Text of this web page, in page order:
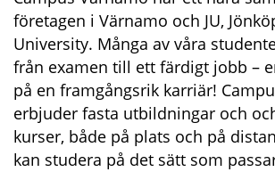
företagen i Värnamo och JU,
University. Många av våra
från examen till ett färdigt jobb –
på en framgångsrik karriär!
erbjuder fasta utbildningar och
kurser, både på plats och på
kan studera på det sätt som